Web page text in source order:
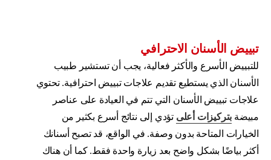
تبييض الأسنان الاحترافي
للتبييض الأسرع والأكثر فعالية، يجب أن تستشير طبيب
الأسنان الذي يستطيع تقديم علاجات تبييض احترافية. تحتوي
علاجات تبييض الأسنان التي تتم في العيادة على عناصر
مبيضة بتركيزات أعلى تؤدي إلى نتائج أسرع بكثير من
الخيارات المتاحة بدون وصفة. في الواقع، قد تصبح أسنانك
أكثر بياضًا بشكل واضح بعد زيارة واحدة فقط. كما أن هناك